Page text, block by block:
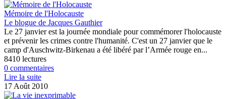
Mémoire de l'Holocauste
Le blogue de Jacques Gauthier
Le 27 janvier est la journée mondiale pour commémorer l'holocauste
et prévenir les crimes contre l'humanité. C'est un 27 janvier que le
camp d'Auschwitz-Birkenau a été libéré par l’Armée rouge en...
8410 lectures
0 commentaires
Lire la suite
17 Août 2010